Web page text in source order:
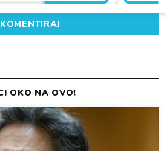
KOMENTIRAJ